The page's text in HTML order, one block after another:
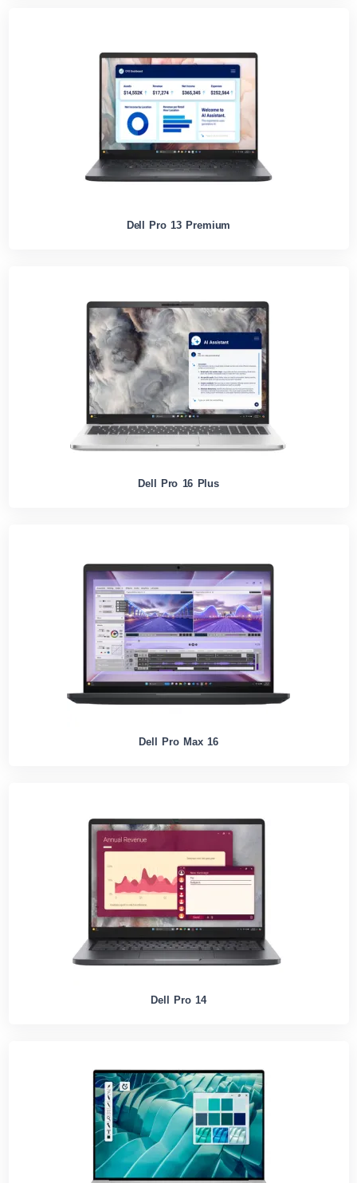
Dell Pro 13 Premium
Dell Pro 16 Plus
Dell Pro Max 16
Dell Pro 14